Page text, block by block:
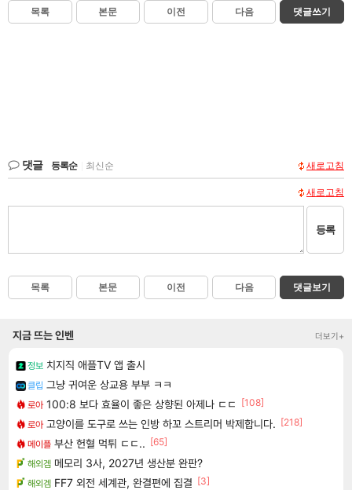
목록 본문 이전 다음 댓글쓰기
댓글 등록순 최신순 새로고침
새로고침
등록
목록 본문 이전 다음 댓글보기
지금 뜨는 인벤 더보기+
정보 치지직 애플TV 앱 출시
클립 그냥 귀여운 상교용 부부 ㅋㅋ
로아 100:8 보다 효율이 좋은 상향된 아제나 ㄷㄷ
[108]
로아 고양이를 도구로 쓰는 인방 하꼬 스트리머 박제합니다. [218]
메이플 부산 헌혈 먹튀 ㄷㄷ.. [65]
해외겜 메모리 3사, 2027년 생산분 완판?
해외겜 FF7 외전 세계관, 완결편에 집결 [3]